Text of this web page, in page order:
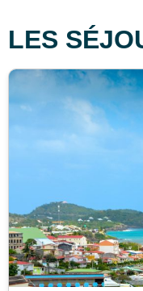
LES